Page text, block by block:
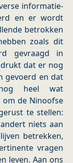
informatie-
en er wordt
betrokken
zoals dit
gevraagd in
dat er nog
gevoerd en dat
heel wat
om de Ninoofse
te stellen:
niets aan
betrekken,
vragen
leven. Aan ons